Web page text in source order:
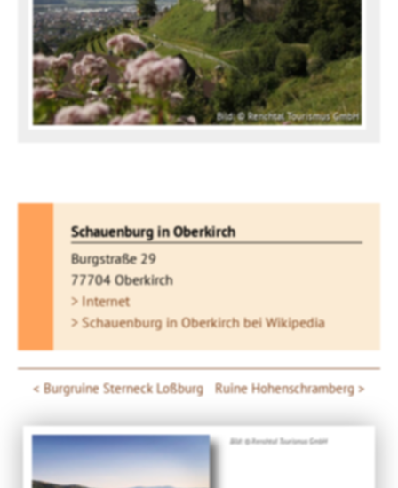
Bild: © Renchtal Tourismus GmbH
Schauenburg in Oberkirch
Burgstraße 29
77704 Oberkirch
> Internet
> Schauenburg in Oberkirch bei Wikipedia
Burgruine Sterneck Loßburg Ruine Hohenschramberg
Bild: © Renchtal Tourismus GmbH